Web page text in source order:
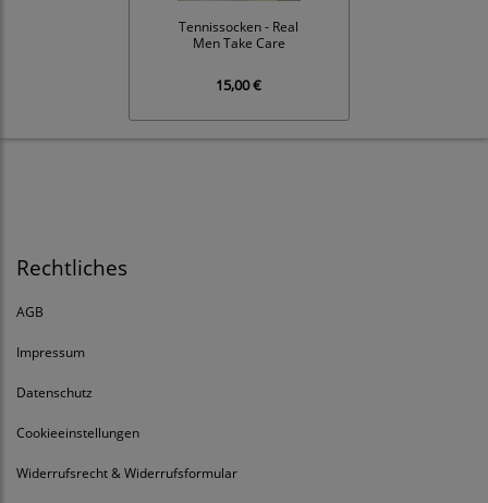
Tennissocken - Real
Men Take Care
15,00 €
Rechtliches
AGB
Impressum
Datenschutz
Cookieeinstellungen
Widerrufsrecht & Widerrufsformular